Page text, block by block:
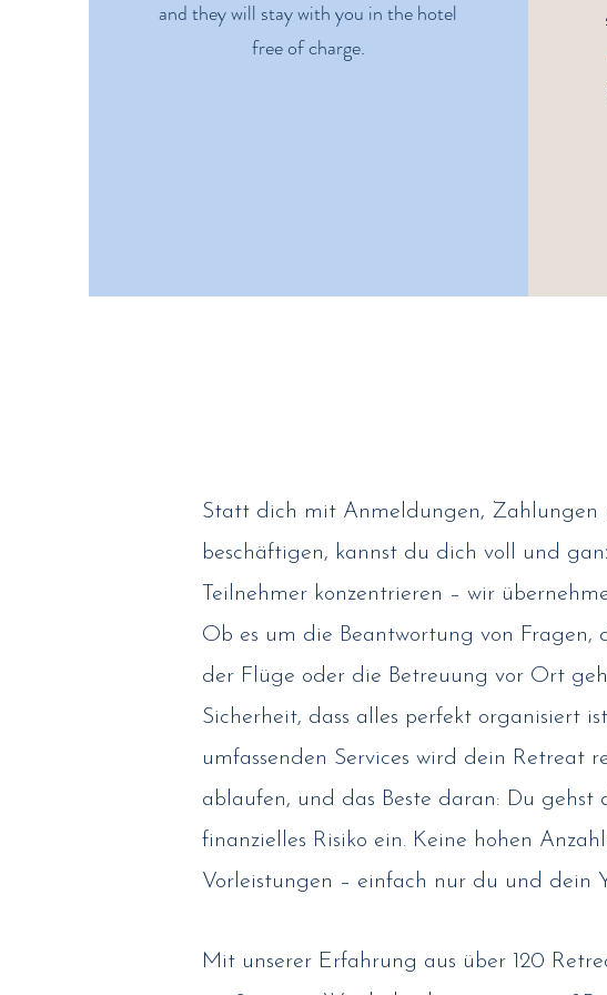
and they will stay with you in the hotel
free of charge.
Statt dich mit Anmeldungen, Zahlungen
beschäftigen, kannst du dich voll und
Teilnehmer konzentrieren – wir
Ob es um die Beantwortung von Fragen,
der Flüge oder die Betreuung vor Ort
Sicherheit, dass alles perfekt organisiert
umfassenden Services wird dein Retreat
ablaufen, und das Beste daran: Du gehst
finanzielles Risiko ein. Keine hohen
Vorleistungen – einfach nur du und dein
Mit unserer Erfahrung aus über 120